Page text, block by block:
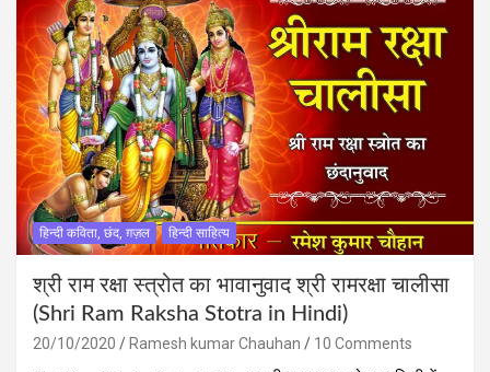
हिन्दी कविता, छंद, ग़ज़ल हिन्दी साहित्य
श्री राम रक्षा स्‍त्रोत का भावानुवाद श्री रामरक्षा चालीसा
(Shri Ram Raksha Stotra in Hindi)
20/10/2020 Ramesh kumar Chauhan
10 Comments